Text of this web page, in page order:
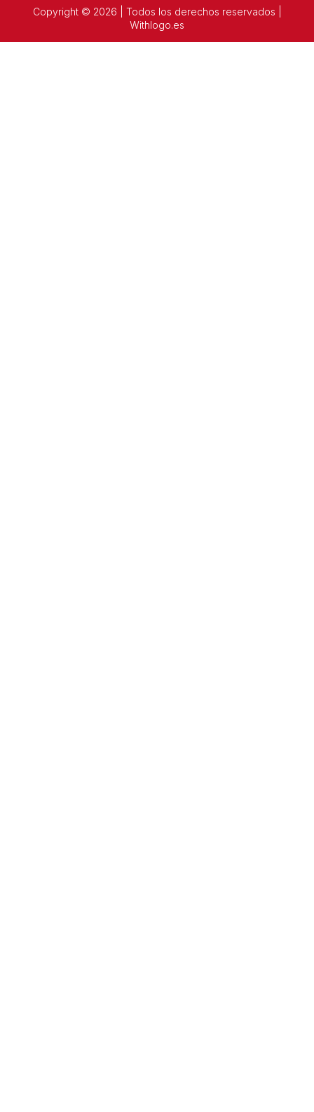
Copyright © 2026 | Todos los derechos reservados |
Withlogo.es